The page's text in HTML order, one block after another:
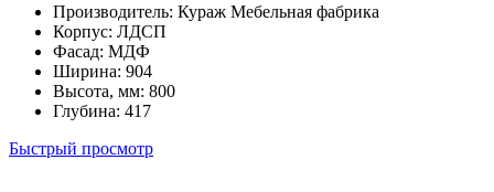
имеет
можно
Производитель: Кураж Мебельная фабрика
Корпус: ЛДСП
Фасад: МДФ
Ширина: 904
Высота, мм: 800
Глубина: 417
Быстрый просмотр